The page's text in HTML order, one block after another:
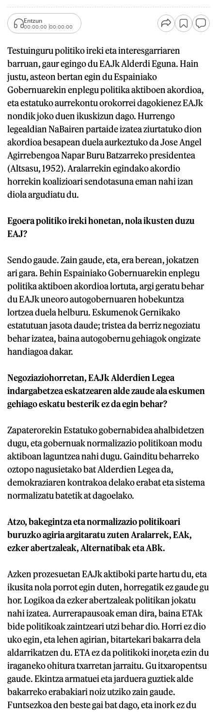
Entzun
00:00:00 00:00:00
Testuinguru politiko ireki eta interesgarriaren
barruan, gaur egingo du EAJk Alderdi Eguna. Hain
justu, asteon bertan egin du Espainiako
Gobernuarekin enplegu politika aktiboen akordioa,
eta estatuko aurrekontu orokorrei dagokienez EAJk
nondik joko duen ikuskizun dago. Hurrengo
legealdian NaBairen partaide izatea ziurtatuko dion
akordioa besapean duela aurkeztuko da Jose Angel
Agirrebengoa Napar Buru Batzarreko presidentea
(Altsasu, 1952). Aralarrekin egindako akordio
horrekin koalizioari sendotasuna eman nahi izan
diola argudiatu du.
Egoera politiko ireki honetan, nola ikusten duzu
EAJ?
Sendo gaude. Zain gaude, eta, era berean, jokatzen
ari gara. Behin Espainiako Gobernuarekin enplegu
politika aktiboen akordioa lortuta, argi geratu behar
du EAJk uneoro autogobernuaren hobekuntza
lortzea duela helburu. Eskumenok Gernikako
estatutuan jasota daude; tristea da berriz negoziatu
behar izatea, baina autogobernu gehiagok ongizate
handiagoa dakar.
Negoziaziohorretan, EAJk Alderdien Legea
indargabetzea eskatzearen alde zaude ala eskumen
gehiago eskatu besterik ez da egin behar?
Zapaterorekin Estatuko gobernabidea ahalbidetzen
dugu, eta gobernuak normalizazio politikoan modu
aktiboan laguntzea nahi dugu. Gainditu beharreko
oztopo nagusietako bat Alderdien Legea da,
demokraziaren kontrakoa delako erabat eta sistema
normalizatu batetik at dagoelako.
Atzo, bakegintza eta normalizazio politikoari
buruzko agiria argitaratu zuten Aralarrek, EAk,
ezker abertzaleak, Alternatibak eta ABk.
Azken prozesuetan EAJk aktiboki parte hartu du, eta
ikusita nola porrot egin duten, horregatik ez gaude gu
hor. Logikoa da ezker abertzaleak politikan jokatu
nahi izatea. Aurrerapausoak eman dira, baina ETAk
bide politikoak zaintzeari utzi behar dio. Horri ez dio
uko egin, eta lehen agirian, bitartekari bakarra dela
aldarrikatzen du. ETA ez da politikoki inor,eta ezin du
iraganeko ohitura txarretan jarraitu. Gu itxaropentsu
gaude. Ekintza armatuei eta jarduera guztiek alde
bakarreko erabakiari noiz utziko zain gaude.
Funtsezkoa den beste gai bat dago, eta inork ez du